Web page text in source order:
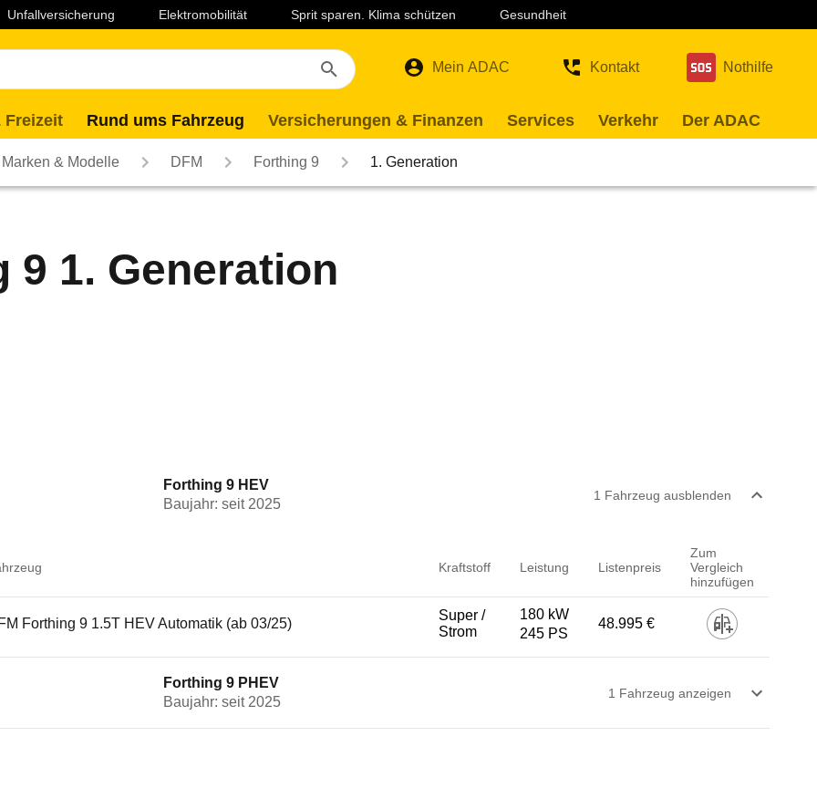
Unfallversicherung Elektromobilität Sprit sparen. Klima schützen Gesundheit
Mein ADAC Kontakt Nothilfe
Freizeit Rund ums Fahrzeug Versicherungen & Finanzen Services Verkehr Der ADAC
Marken & Modelle DFM Forthing 9 1. Generation
9 1. Generation
Forthing 9 HEV
Baujahr: seit 2025
1 Fahrzeug ausblenden
Kraftstoff Leistung Listenpreis
Zum
Vergleich
hinzufügen
Forthing 9 1.5T HEV Automatik (ab 03/25)
Super /
Strom
180 kW
245 PS
48.995 €
Forthing 9 PHEV
Baujahr: seit 2025
1 Fahrzeug anzeigen